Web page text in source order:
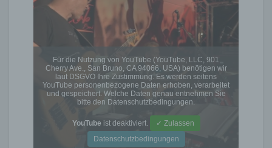
Für die Nutzung von YouTube (YouTube, LLC, 901
Cherry Ave., San Bruno, CA 94066, USA) benötigen wir
laut DSGVO Ihre Zustimmung. Es werden seitens
YouTube personenbezogene Daten erhoben, verarbeitet
und gespeichert. Welche Daten genau entnehmen Sie
bitte den Datenschutzbedingungen.
YouTube ist deaktiviert.
✓ Zulassen
Datenschutzbedingungen